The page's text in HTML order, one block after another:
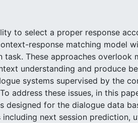
to select a proper response
response matching model
These approaches overlook
understanding and produce
systems supervised by the
address these issues, in this
for the dialogue data
next session prediction,